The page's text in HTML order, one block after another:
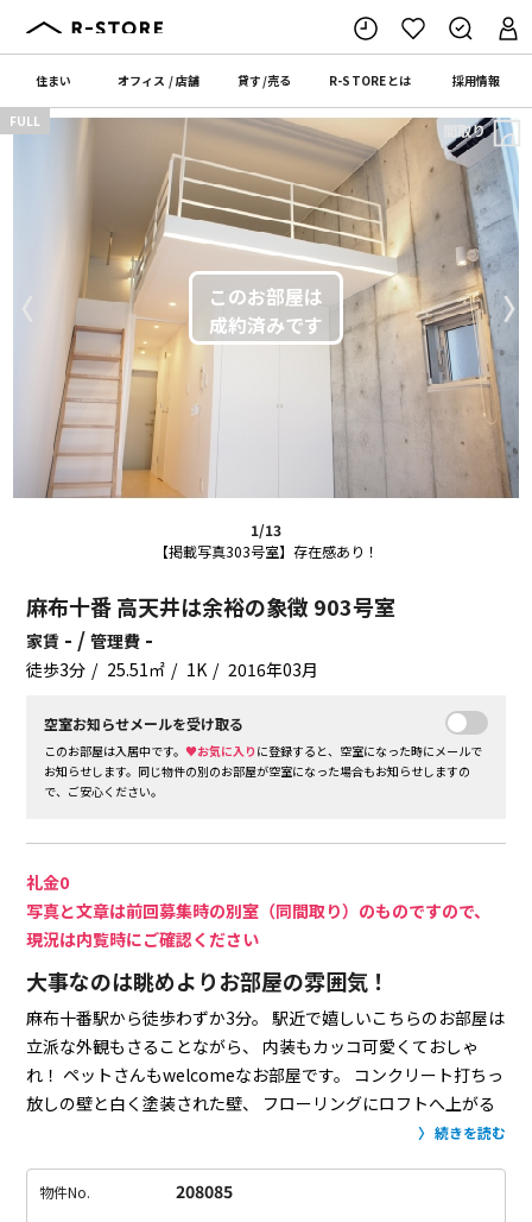
住まい オフィス /店舗 貸す/売る R-STOREとは 採用情報
1/13
【掲載写真303号室】存在感あり！
〈 〉
FULL 間取り
麻布十番 高天井は余裕の象徴 903号室
家賃 - /管理費 -
徒歩3分 25.51㎡ 1K 2016年03月
空室お知らせメールを受け取る
このお部屋は入居中です。♥お気に入り に登録すると、空室になった時にメールで
お知らせします。同じ物件の別のお部屋が空室になった場合もお知らせしますの
で、ご安心ください。
礼金0
写真と文章は前回募集時の別室（同間取り）のものですので、
現況は内覧時にご確認ください
大事なのは眺めよりお部屋の雰囲気！
麻布十番駅から徒歩わずか3分。
駅近で嬉しいこちらのお部屋は
立派な外観もさることながら、
内装もカッコ可愛くておしゃ
れ！ ペットさんもwelcomeなお部屋です。
コンクリート打ちっ
放しの壁と白く塗装された壁、
フローリングにロフトへ上がる
いろんな素材がうまーく調和されています。高い天
て、高天井定番のファンを回すと、
続きを読む
物件No. 208085